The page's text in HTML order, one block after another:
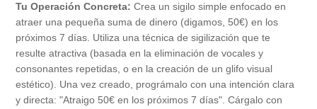
Tu Operación Concreta: Crea un sigilo simple enfocado en
atraer una pequeña suma de dinero (digamos, 50€) en los
próximos 7 días. Utiliza una técnica de sigilización que te
resulte atractiva (basada en la eliminación de vocales y
consonantes repetidas, o en la creación de un glifo visual
estético). Una vez creado, prográmalo con una intención clara
y directa: "Atraigo 50€ en los próximos 7 días". Cárgalo con